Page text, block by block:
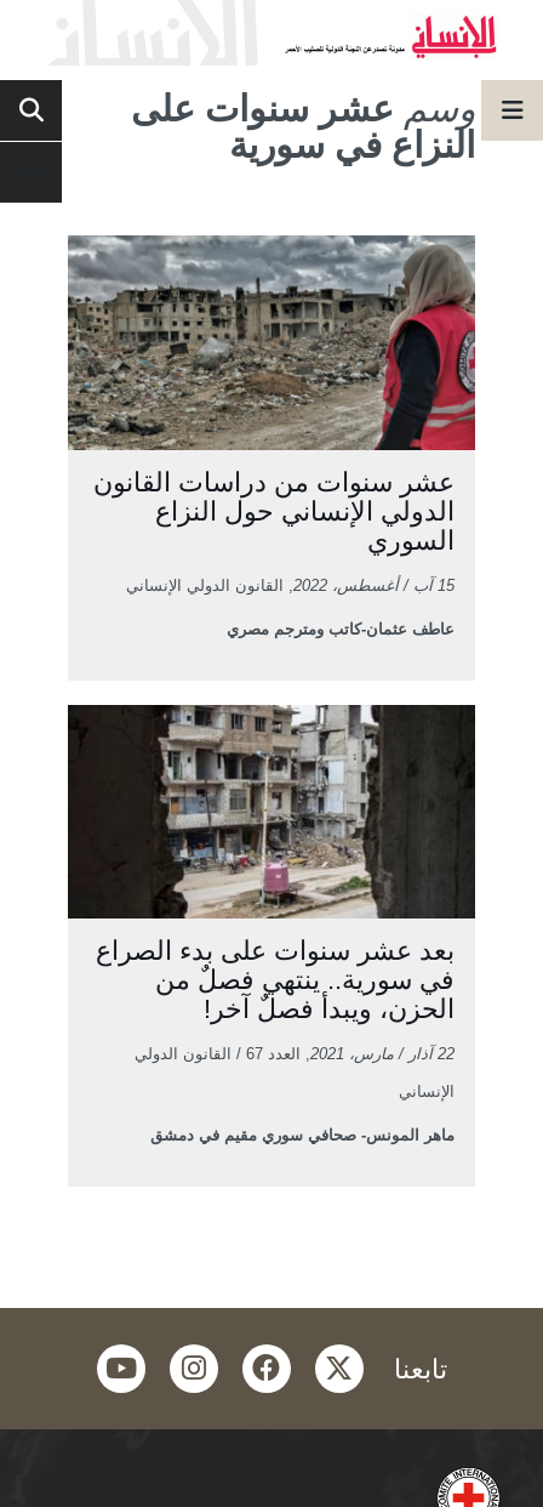
وسم عشر سنوات على
النزاع في سورية
عشر سنوات من دراسات القانون
الدولي الإنساني حول النزاع
السوري
15 آب / أغسطس، 2022 , القانون الدولي الإنساني
عاطف عثمان-كاتب ومترجم مصري
بعد عشر سنوات على بدء الصراع
في سورية.. ينتهي فصلٌ من
الحزن، ويبدأ فصلٌ آخر!
22 آذار / مارس، 2021 , العدد 67 / القانون الدولي
الإنساني
ماهر المونس- صحافي سوري مقيم في دمشق
تابعنا twitter
facebook
instagram
youtube